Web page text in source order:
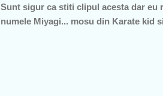
Sunt sigur ca stiti clipul acesta dar eu
numele Miyagi... mosu din Karate kid